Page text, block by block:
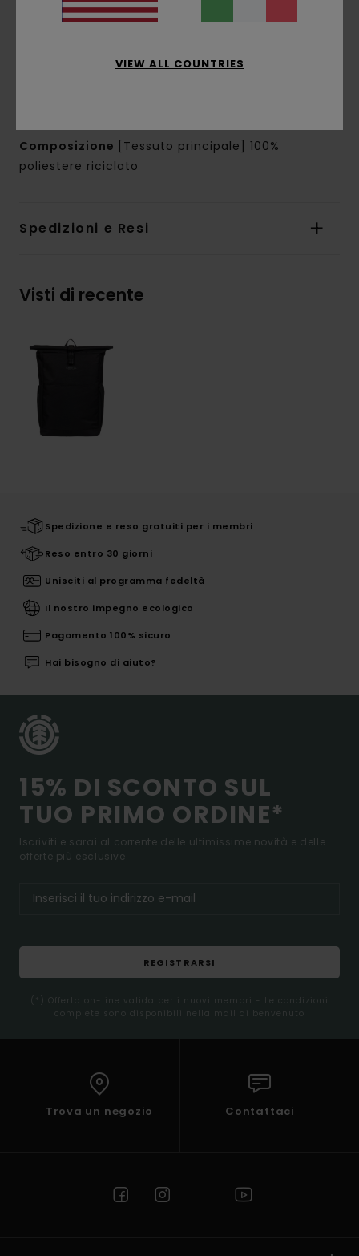
Dettagli riflettenti
28–35 l
Composizione
[Tessuto principale] 100%
poliestere riciclato
Spedizioni e Resi
Visti di recente
Spedizione e reso gratuiti per i membri
Reso entro 30 giorni
Unisciti al programma fedeltà
Il nostro impegno ecologico
Pagamento 100% sicuro
Hai bisogno di aiuto?
15% DI SCONTO SUL
TUO PRIMO ORDINE*
Iscriviti e sarai al corrente delle ultimissime novità e delle
offerte più esclusive.
REGISTRARSI
(*) Offerta on-line valida per i nuovi membri - Le condizioni
complete sono disponibili nella mail di benvenuto
Trova un negozio Contattaci
VIEW ALL COUNTRIES